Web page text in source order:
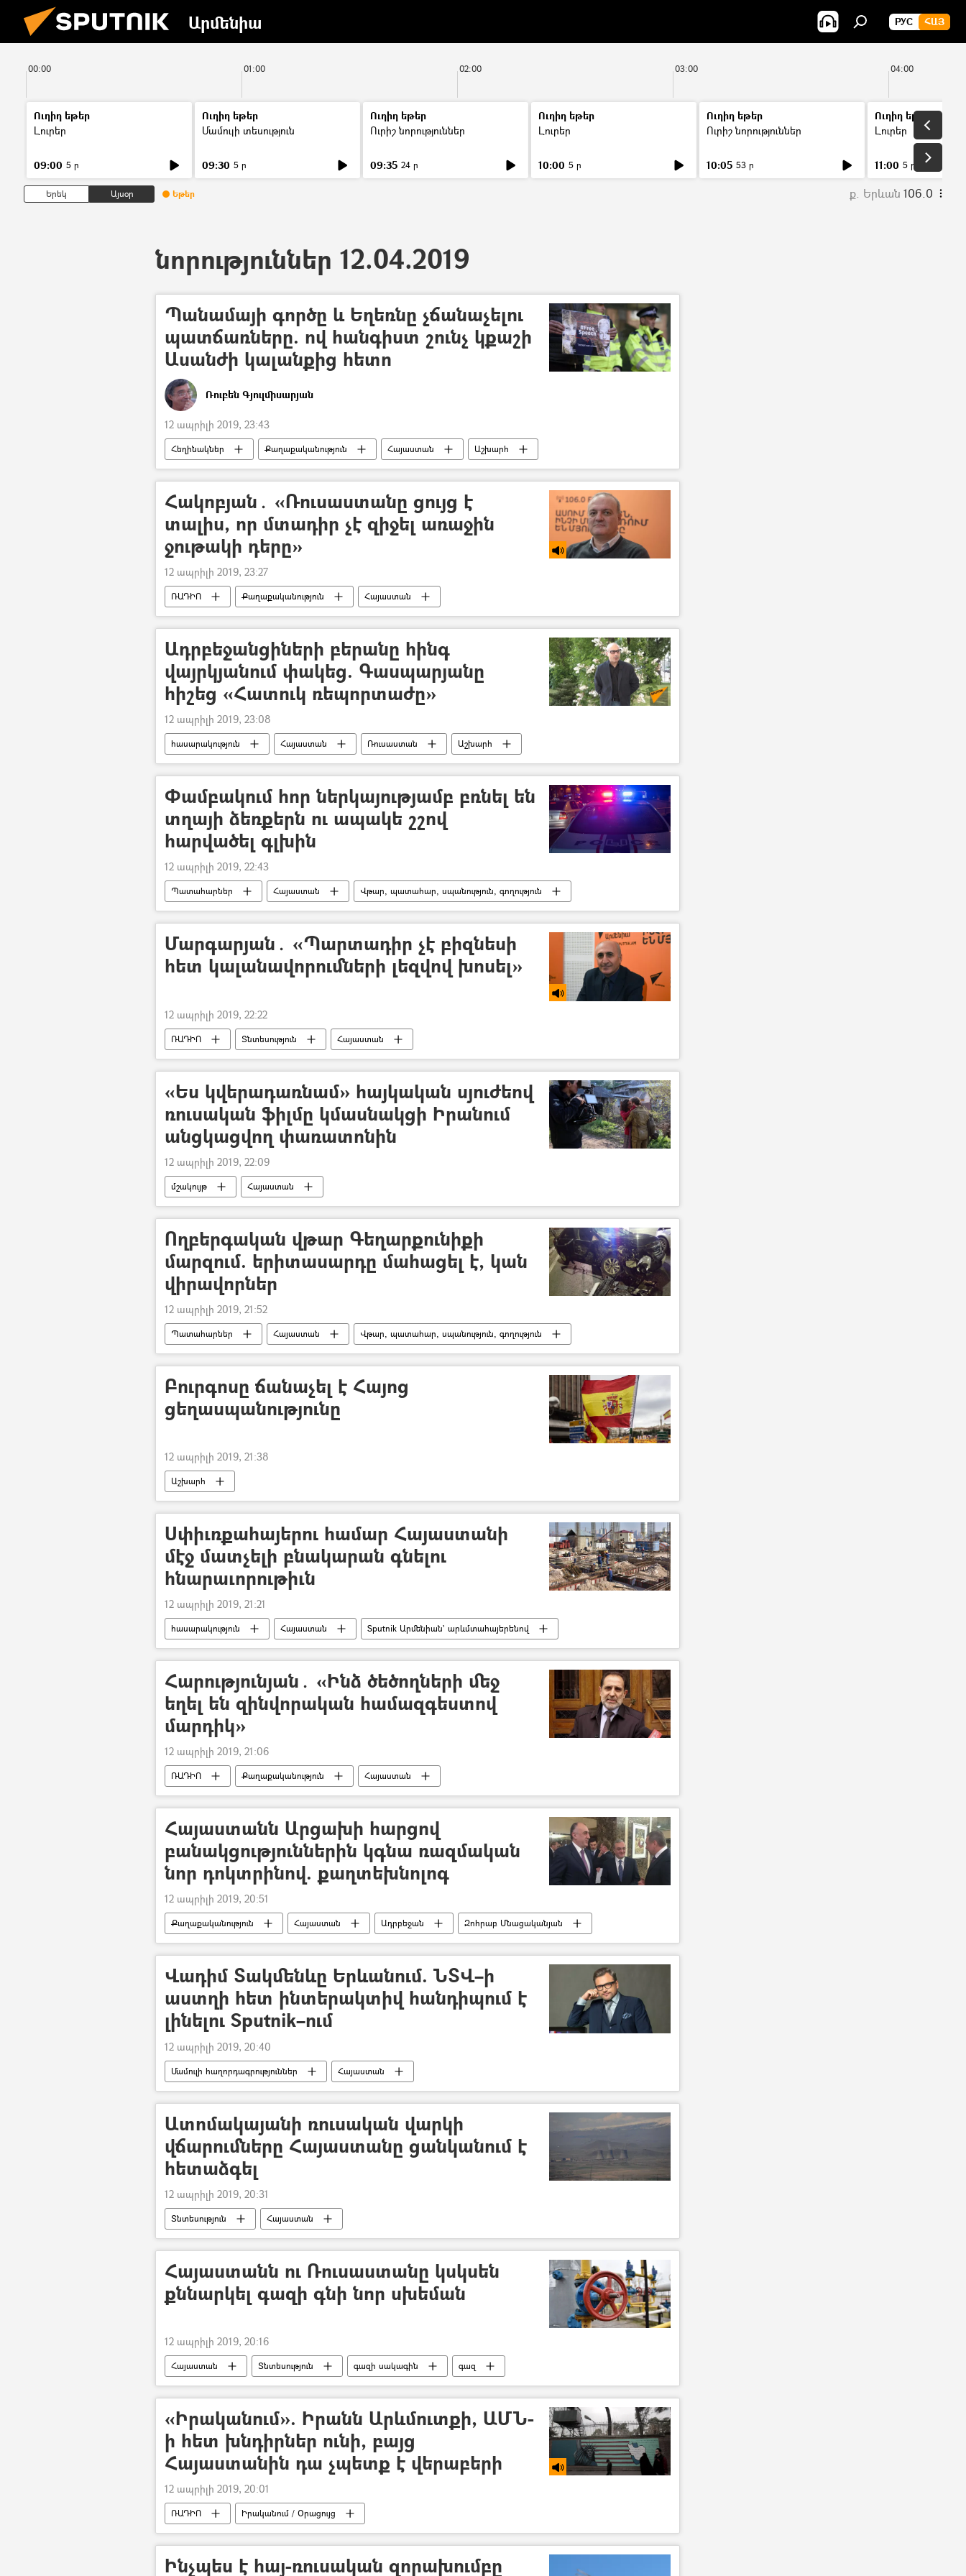
Արմենիա РУС ՀԱՅ
00:00 01:00 02:00 03:00 04:00
Ուղիղ եթեր
Լուրեր
09:00 5 ր
Ուղիղ եթեր
Մամուլի տեսություն
09:30 5 ր
Ուղիղ եթեր
Ուրիշ նորություններ
09:35 24 ր
Ուղիղ եթեր
Լուրեր
10:00 5 ր
Ուղիղ եթեր
Ուրիշ նորություններ
10:05 53 ր
Ուղիղ եթեր
Լուրեր
11:00 5 ր
Երեկ Այսօր Եթեր ք. Երևան 106.0
նորություններ 12.04.2019
Պանամայի գործը և Եղեռնը չճանաչելու
պատճառները. ով հանգիստ շունչ կքաշի
Ասանժի կալանքից հետո
Ռուբեն Գյուլմիսարյան
12 ապրիլի 2019, 23:43
Հեղինակներ Քաղաքականություն Հայաստան
Աշխարհ
Տարածաշրջան
Ռուսաստան
Ամերիկայի Միացյալ Նահանգներ
Իրանի Իսլամական Հանրապետություն
Թուրքիա Վարդան Օսկանյան
Հակոբյան․ «Ռուսաստանը ցույց է
տալիս, որ մտադիր չէ զիջել առաջին
ջութակի դերը»
12 ապրիլի 2019, 23:27
ՌԱԴԻՈ Քաղաքականություն Հայաստան
Ադրբեջանցիների բերանը հինգ
վայրկյանում փակեց. Գասպարյանը
հիշեց «Հատուկ ռեպորտաժը»
12 ապրիլի 2019, 23:08
հասարակություն Հայաստան Ռուսաստան Աշխարհ
Փամբակում հոր ներկայությամբ բռնել են
տղայի ձեռքերն ու ապակե շշով
հարվածել գլխին
12 ապրիլի 2019, 22:43
Պատահարներ Հայաստան
Վթար, պատահար, սպանություն, գողություն
ՀՀ Ոստիկանություն
Մարգարյան․ «Պարտադիր չէ բիզնեսի
հետ կալանավորումների լեզվով խոսել»
12 ապրիլի 2019, 22:22
ՌԱԴԻՈ Տնտեսություն Հայաստան
«Ես կվերադառնամ» հայկական սյուժեով
ռուսական ֆիլմը կմասնակցի Իրանում
անցկացվող փառատոնին
12 ապրիլի 2019, 22:09
մշակույթ Հայաստան
Ողբերգական վթար Գեղարքունիքի
մարզում. երիտասարդը մահացել է, կան
վիրավորներ
12 ապրիլի 2019, 21:52
Պատահարներ Հայաստան
Վթար, պատահար, սպանություն, գողություն
վթար
ավտովթար
Բուրգոսը ճանաչել է Հայոց
ցեղասպանությունը
12 ապրիլի 2019, 21:38
Աշխարհ
Սփիւռքահայերու համար Հայաստանի
մէջ մատչելի բնակարան գնելու
հնարաւորութիւն
12 ապրիլի 2019, 21:21
հասարակություն Հայաստան
Sputnik Արմենիան` արևմտահայերենով
ՀՀ սփյուռքի նախարարություն
Հարությունյան․ «Ինձ ծեծողների մեջ
եղել են զինվորական համազգեստով
մարդիկ»
12 ապրիլի 2019, 21:06
ՌԱԴԻՈ Քաղաքականություն Հայաստան
Հայաստանն Արցախի հարցով
բանակցություններին կգնա ռազմական
նոր դոկտրինով. քաղտեխնոլոգ
12 ապրիլի 2019, 20:51
Քաղաքականություն Հայաստան Ադրբեջան Զոհրաբ Մնացականյան
Վադիմ Տակմենևը Երևանում. ՆՏՎ–ի
աստղի հետ ինտերակտիվ հանդիպում է
լինելու Sputnik–ում
12 ապրիլի 2019, 20:40
Մամուլի հաղորդագրություններ Հայաստան
Ատոմակայանի ռուսական վարկի
վճարումները Հայաստանը ցանկանում է
հետաձգել
12 ապրիլի 2019, 20:31
Տնտեսություն Հայաստան
Հայաստանն ու Ռուսաստանը կսկսեն
քննարկել գազի գնի նոր սխեման
12 ապրիլի 2019, 20:16
Հայաստան Տնտեսություն գազի սակագին
գազ
«Գազպրոմ Արմենիա» ընկերություն
«Իրականում». Իրանն Արևմուտքի, ԱՄՆ-
ի հետ խնդիրներ ունի, բայց
Հայաստանին դա չպետք է վերաբերի
12 ապրիլի 2019, 20:01
ՌԱԴԻՈ Իրականում / Օրացույց
Ինչպես է հայ-ռուսական զորախումբը